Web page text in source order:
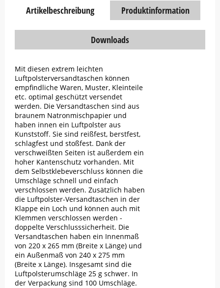
Artikelbeschreibung Produktinformation
Downloads
Mit diesen extrem leichten
Luftpolsterversandtaschen können
empfindliche Waren, Muster, Kleinteile
etc. optimal geschützt versendet
werden. Die Versandtaschen sind aus
braunem Natronmischpapier und
haben innen ein Luftpolster aus
Kunststoff. Sie sind reißfest, berstfest,
schlagfest und stoßfest. Dank der
verschweißten Seiten ist außerdem ein
hoher Kantenschutz vorhanden. Mit
dem Selbstklebeverschluss können die
Umschläge schnell und einfach
verschlossen werden. Zusätzlich haben
die Luftpolster-Versandtaschen in der
Klappe ein Loch und können auch mit
Klemmen verschlossen werden -
doppelte Verschlusssicherheit. Die
Versandtaschen haben ein Innenmaß
von 220 x 265 mm (Breite x Länge) und
ein Außenmaß von 240 x 275 mm
(Breite x Länge). Insgesamt sind die
Luftpolsterumschläge 25 g schwer. In
der Verpackung sind 100 Umschläge.